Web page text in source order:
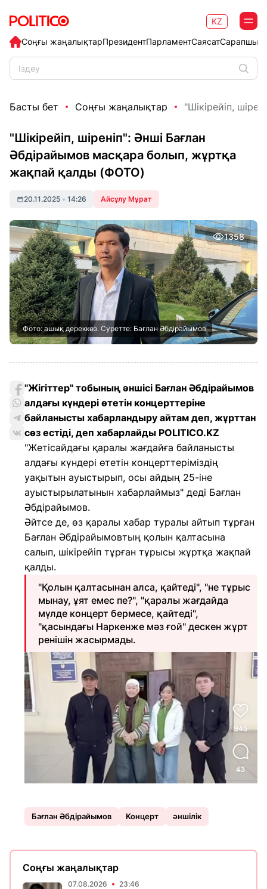
Соңғы жаңалықтарПрезидентПарламентСаясат
KZ
Басты бет Соңғы жаңалықтар "Шікірейіп,
"Шікірейіп, шіреніп": Әнші Бағлан
Әбдірайымов масқара болып, жұртқа
жақпай қалды (ФОТО)
20.11.2025 • 14:26 Айсұлу Мұрат
1358
Фото: ашық дереккөз. Суретте: Бағлан Әбдірайымов
"Жігіттер" тобының әншісі Бағлан Әбдірайымов
алдағы күндері өтетін концерттеріне
байланысты хабарландыру айтам деп, жұрттан
сөз естіді, деп хабарлайды POLITICO.KZ
"Жетісайдағы қаралы жағдайға байланысты
алдағы күндері өтетін концерттеріміздің
уақытын ауыстырып, осы айдың 25-іне
ауыстырылатынын хабарлаймыз" деді Бағлан
Әбдірайымов.
Әйтсе де, өз қаралы хабар туралы айтып тұрған
Бағлан Әбдірайымовтың қолын қалтасына
салып, шікірейіп тұрған тұрысы жұртқа жақпай
қалды.
"Қолын қалтасынан алса, қайтеді", "не тұрыс
мынау, ұят емес пе?", "қаралы жағдайда
мүлде концерт бермесе, қайтеді",
"қасындағы Наркенже мәз ғой" дескен жұрт
ренішін жасырмады.
Бағлан Әбдірайымов Концерт әншілік
Соңғы жаңалықтар
07.08.2026 23:46